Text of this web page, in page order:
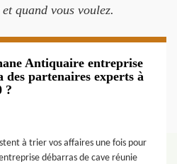
quand vous voulez.
Antiquaire entreprise
des partenaires experts à
?
à trier vos affaires une fois pour
débarras de cave réunie